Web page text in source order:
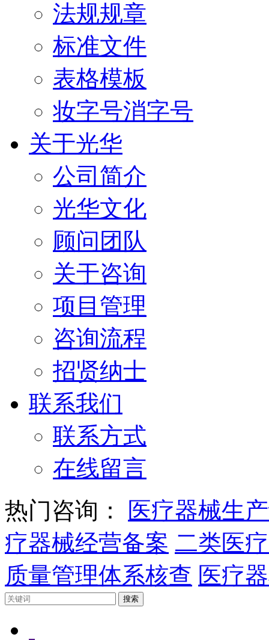
法规规章
标准文件
表格模板
妆字号消字号
关于光华
公司简介
光华文化
顾问团队
关于咨询
项目管理
咨询流程
招贤纳士
联系我们
联系方式
在线留言
热门咨询：
医疗器械生
疗器械经营备案 二类医
质量管理体系核查 医疗